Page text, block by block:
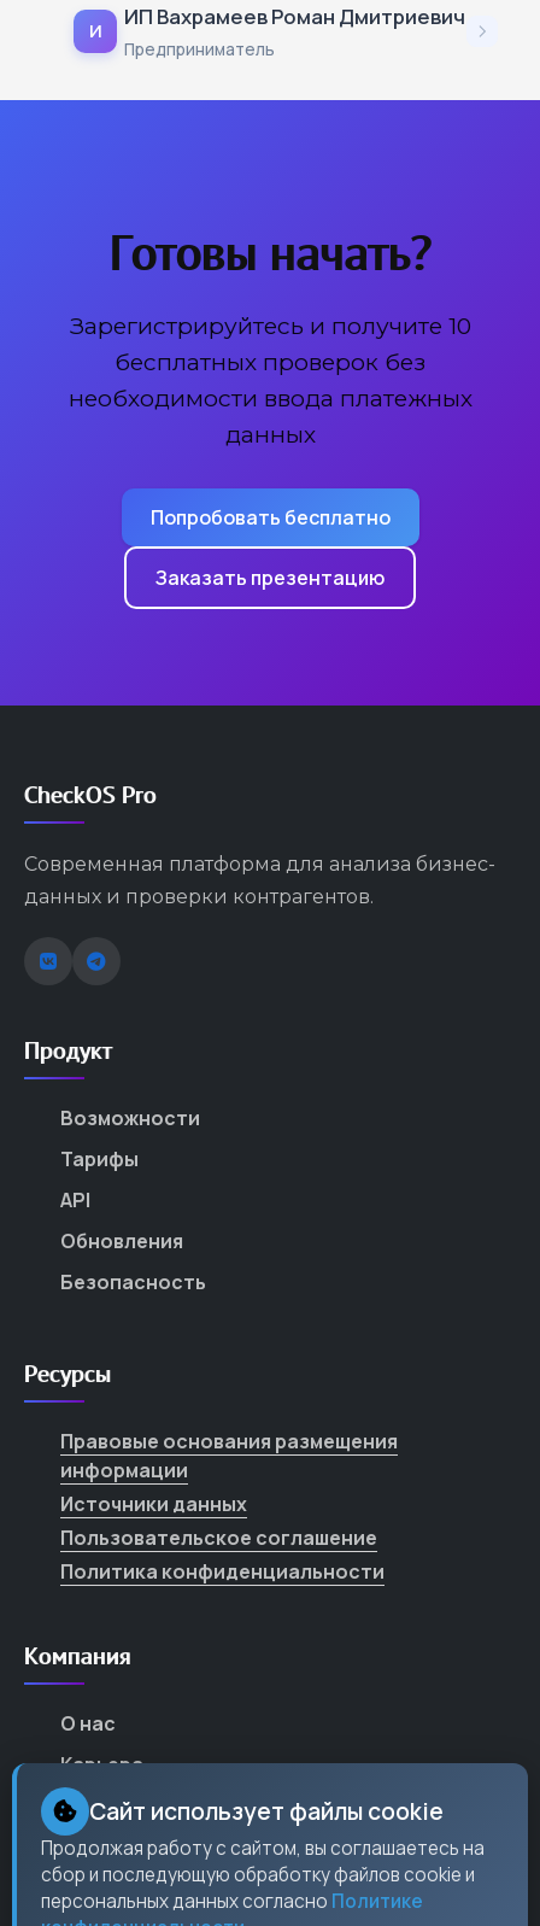
И
ИП Вахрамеев Роман Дмитриевич
Предприниматель
Готовы начать?
Зарегистрируйтесь и получите 10
бесплатных проверок без
необходимости ввода платежных
данных
Попробовать бесплатно
Заказать презентацию
CheckOS Pro
Современная платформа для анализа бизнес-
данных и проверки контрагентов.
Продукт
Возможности
Тарифы
API
Обновления
Безопасность
Ресурсы
Правовые основания размещения
информации
Источники данных
Пользовательское соглашение
Политика конфиденциальности
Компания
О нас
Карьера
Партнеры
Контакты
Пресс-центр
Сайт использует файлы cookie
Продолжая работу с сайтом, вы соглашаетесь на
сбор и последующую обработку файлов cookie и
персональных данных согласно Политике